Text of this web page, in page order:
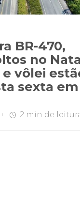
BR-470,
no
vôlei
sexta em
2 min de